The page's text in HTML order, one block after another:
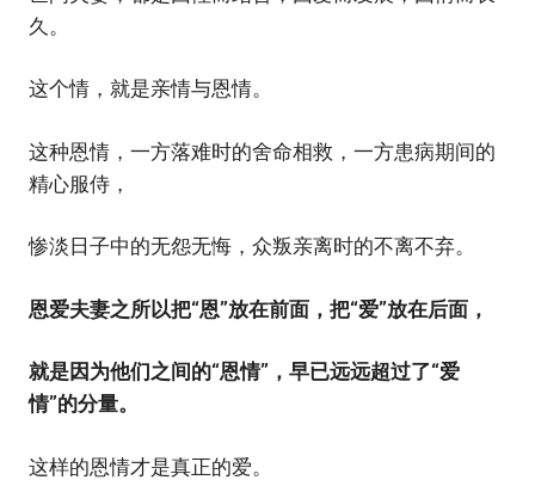
久。
这个情，就是亲情与恩情。
这种恩情，一方落难时的舍命相救，一方患病期间的
精心服侍，
惨淡日子中的无怨无悔，众叛亲离时的不离不弃。
恩爱夫妻之所以把“恩”放在前面，把“爱”放在后面，
就是因为他们之间的“恩情”，早已远远超过了“爱
情”的分量。
这样的恩情才是真正的爱。